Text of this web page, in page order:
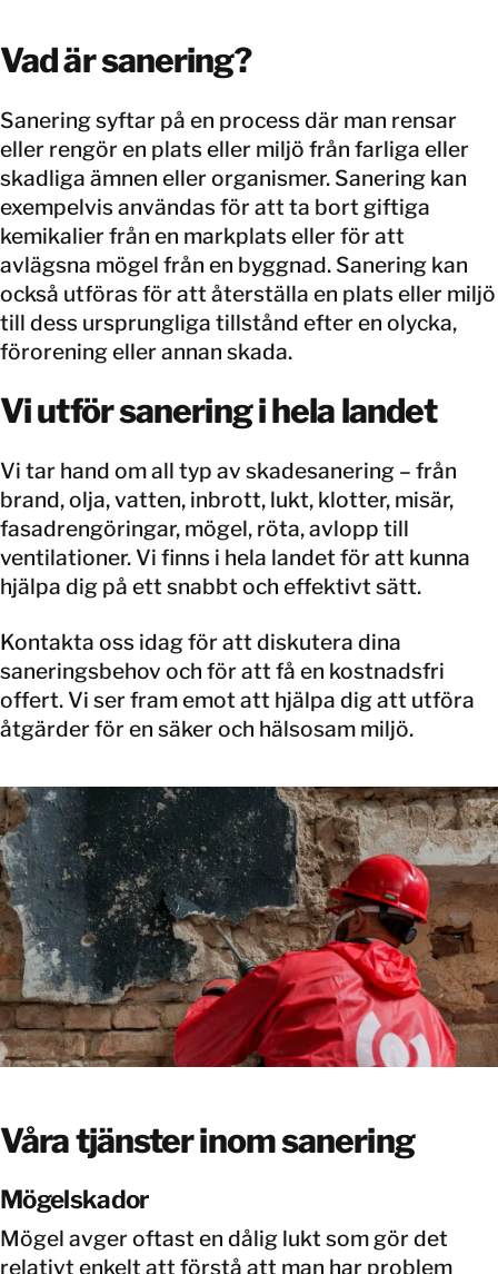
Vad är sanering?
Sanering syftar på en process där man rensar
eller rengör en plats eller miljö från farliga eller
skadliga ämnen eller organismer. Sanering kan
exempelvis användas för att ta bort giftiga
kemikalier från en markplats eller för att
avlägsna mögel från en byggnad. Sanering kan
också utföras för att återställa en plats eller miljö
till dess ursprungliga tillstånd efter en olycka,
förorening eller annan skada.
Vi utför sanering i hela landet
Vi tar hand om all typ av skadesanering – från
brand, olja, vatten, inbrott, lukt, klotter, misär,
fasadrengöringar, mögel, röta, avlopp till
ventilationer. Vi finns i hela landet för att kunna
hjälpa dig på ett snabbt och effektivt sätt.
Kontakta oss idag för att diskutera dina
saneringsbehov och för att få en kostnadsfri
offert. Vi ser fram emot att hjälpa dig att utföra
åtgärder för en säker och hälsosam miljö.
Våra tjänster inom sanering
Mögelskador
Mögel avger oftast en dålig lukt som gör det
relativt enkelt att förstå att man har problem